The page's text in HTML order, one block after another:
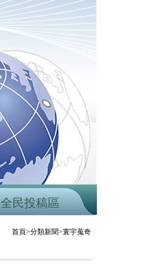
全民投稿區
首頁>分類新聞>寰宇蒐奇